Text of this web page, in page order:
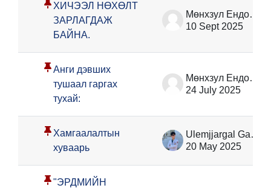
ХИЧЭЭЛ НӨХӨЛТ
ЗАРЛАГДАЖ
БАЙНА.
Мөнхзул Ёндонжамц
10 Sept 2025
Анги дэвших
тушаал гаргах
тухай:
Мөнхзул Ёндонжамц
24 July 2025
Хамгаалалтын
хуваарь
Ulemjjargal Ganzorig
20 May 2025
"ЭРДМИЙН